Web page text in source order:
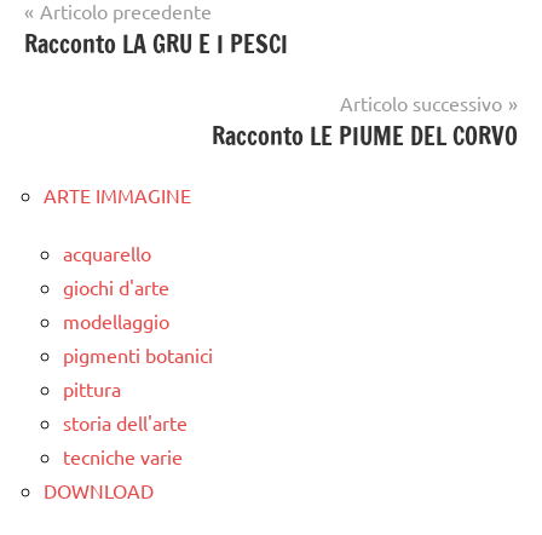
Navigazione
articoli
Articolo precedente
Racconto LA GRU E I PESCI
Articolo successivo
Racconto LE PIUME DEL CORVO
ARTE IMMAGINE
acquarello
giochi d'arte
modellaggio
pigmenti botanici
pittura
storia dell'arte
tecniche varie
DOWNLOAD